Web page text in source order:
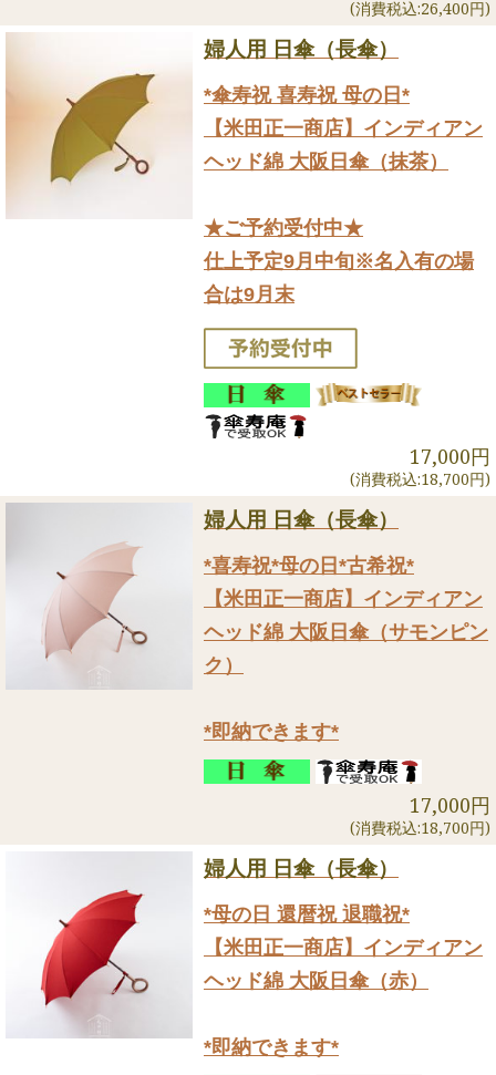
(消費税込:26,400円)
婦人用 日傘（長傘）
*傘寿祝 喜寿祝 母の日*
【米田正一商店】インディアン
ヘッド綿 大阪日傘（抹茶）
★ご予約受付中★
仕上予定9月中旬※名入有の場
合は9月末
17,000円
(消費税込:18,700円)
婦人用 日傘（長傘）
*喜寿祝*母の日*古希祝*
【米田正一商店】インディアン
ヘッド綿 大阪日傘（サモンピン
ク）
*即納できます*
17,000円
(消費税込:18,700円)
婦人用 日傘（長傘）
*母の日 還暦祝 退職祝*
【米田正一商店】インディアン
ヘッド綿 大阪日傘（赤）
*即納できます*